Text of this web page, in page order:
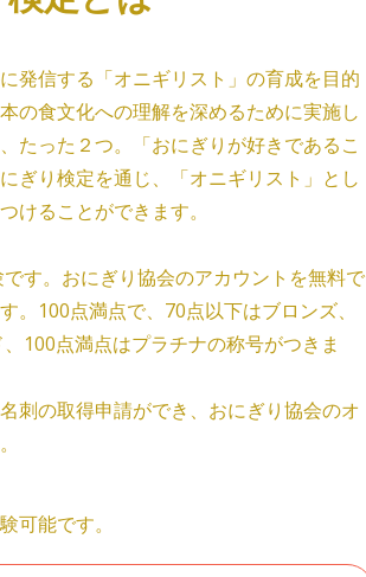
発信する「オニギリスト」の育成を目的
の食文化への理解を深めるために実施し
たった２つ。「おにぎりが好きであるこ
ぎり検定を通じ、「オニギリスト」とし
けることができます。
す。おにぎり協会のアカウントを無料で
。100点満点で、70点以下はブロンズ、
100点満点はプラチナの称号がつきま
刺の取得申請ができ、おにぎり協会のオ
可能です。